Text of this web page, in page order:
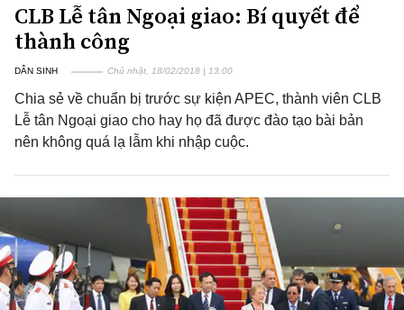
CLB Lễ tân Ngoại giao: Bí quyết để
thành công
DÂN SINH Chủ nhật, 18/02/2018 | 13:00
Chia sẻ về chuẩn bị trước sự kiện APEC, thành viên CLB
Lễ tân Ngoại giao cho hay họ đã được đào tạo bài bản
nên không quá lạ lẫm khi nhập cuộc.